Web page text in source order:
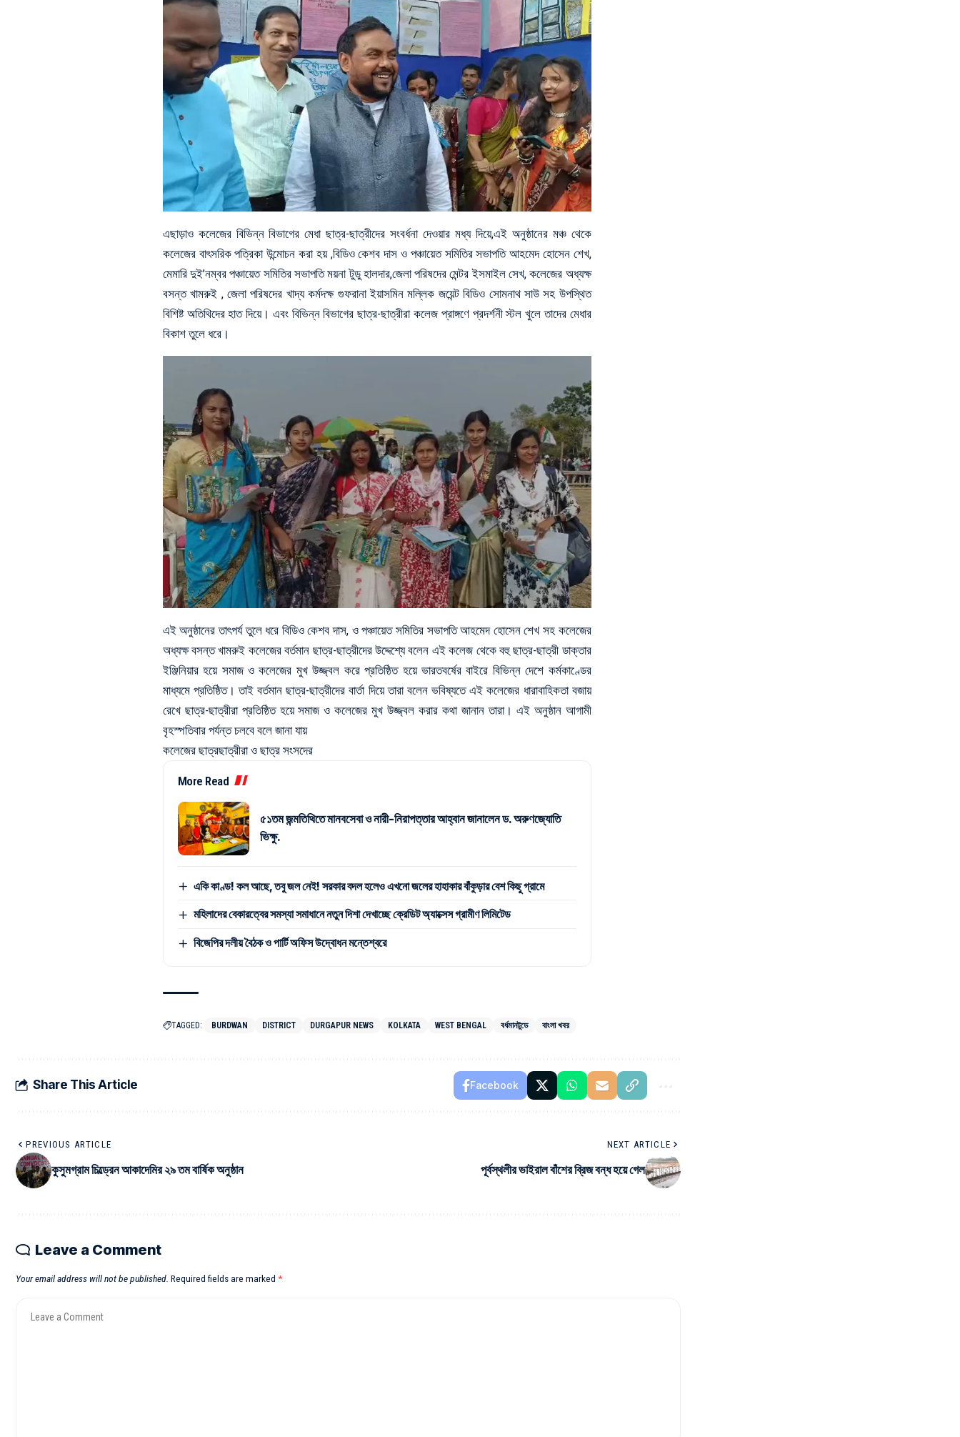
এছাড়াও কলেজের বিভিন্ন বিভাগের মেধা ছাত্র-ছাত্রীদের সংবর্ধনা দেওয়ার মধ্য দিয়ে,এই অনুষ্ঠানের মঞ্চ থেকে
কলেজের বাৎসরিক পত্রিকা উন্মোচন করা হয় ,বিডিও কেশব দাস ও পঞ্চায়েত সমিতির সভাপতি আহমেদ হোসেন শেখ,
মেমারি দুই’নম্বর পঞ্চায়েত সমিতির সভাপতি ময়না টুডু হালদার,জেলা পরিষদের মেন্টর ইসমাইল সেখ, কলেজের অধ্যক্ষ
বসন্ত খামরুই , জেলা পরিষদের খাদ্য কর্মদক্ষ গুফরানা ইয়াসমিন মল্লিক জয়েন্ট বিডিও সোমনাথ সাউ সহ উপস্থিত
বিশিষ্ট অতিথিদের হাত দিয়ে। এবং বিভিন্ন বিভাগের ছাত্র-ছাত্রীরা কলেজ প্রাঙ্গণে প্রদর্শনী স্টল খুলে তাদের মেধার
বিকাশ তুলে ধরে।
এই অনুষ্ঠানের তাৎপর্য তুলে ধরে বিডিও কেশব দাস, ও পঞ্চায়েত সমিতির সভাপতি আহমেদ হোসেন শেখ সহ কলেজের
অধ্যক্ষ বসন্ত খামরুই কলেজের বর্তমান ছাত্র-ছাত্রীদের উদ্দেশ্যে বলেন এই কলেজ থেকে বহু ছাত্র-ছাত্রী ডাক্তার
ইঞ্জিনিয়ার হয়ে সমাজ ও কলেজের মুখ উজ্জ্বল করে প্রতিষ্ঠিত হয়ে ভারতবর্ষের বাইরে বিভিন্ন দেশে কর্মকাণ্ডের
মাধ্যমে প্রতিষ্ঠিত। তাই বর্তমান ছাত্র-ছাত্রীদের বার্তা দিয়ে তারা বলেন ভবিষ্যতে এই কলেজের ধারাবাহিকতা বজায়
রেখে ছাত্র-ছাত্রীরা প্রতিষ্ঠিত হয়ে সমাজ ও কলেজের মুখ উজ্জ্বল করার কথা জানান তারা। এই অনুষ্ঠান আগামী
বৃহস্পতিবার পর্যন্ত চলবে বলে জানা যায়
কলেজের ছাত্রছাত্রীরা ও ছাত্র সংসদের
More Read
৫১তম জন্মতিথিতে মানবসেবা ও নারী-নিরাপত্তার আহ্বান জানালেন ড. অরুণজ্যোতি
ভিক্ষু.
একি কাণ্ড! কল আছে, তবু জল নেই! সরকার বদল হলেও এখনো জলের হাহাকার বাঁকুড়ার বেশ কিছু গ্রামে
মহিলাদের বেকারত্বের সমস্যা সমাধানে নতুন দিশা দেখাচ্ছে ক্রেডিট অ্যাক্সেস গ্রামীণ লিমিটেড
বিজেপির দলীয় বৈঠক ও পার্টি অফিস উদ্বোধন মন্তেশ্বরে
TAGGED: BURDWAN DISTRICT DURGAPUR NEWS KOLKATA WEST BENGAL বর্ধমানটুডে বাংলা খবর
Share This Article Facebook
PREVIOUS ARTICLE
কুসুমগ্রাম চিল্ড্রেন আকাদেমির ২৯ তম বার্ষিক অনুষ্ঠান
NEXT ARTICLE
পূর্বস্থলীর ভাইরাল বাঁশের ব্রিজ বন্ধ হয়ে গেল
Leave a Comment
Your email address will not be published. Required fields are marked *